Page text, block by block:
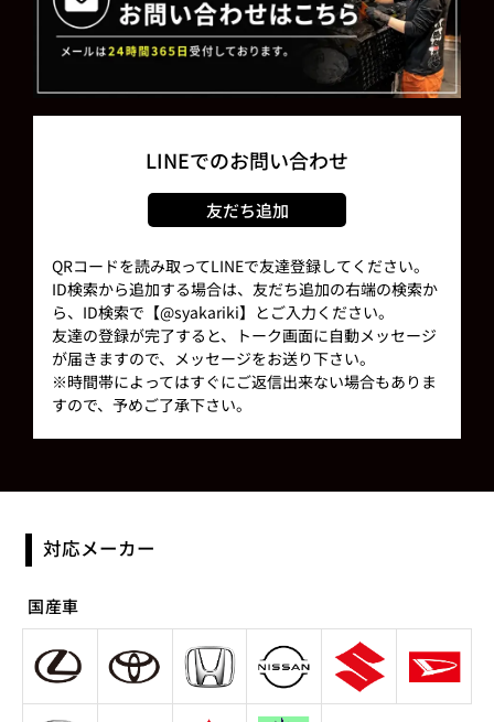
LINEでのお問い合わせ
友だち追加
QRコードを読み取ってLINEで友達登録してください。
ID検索から追加する場合は、友だち追加の右端の検索か
ら、ID検索で【@syakariki】とご入力ください。
友達の登録が完了すると、トーク画面に自動メッセージ
が届きますので、メッセージをお送り下さい。
※時間帯によってはすぐにご返信出来ない場合もありま
すので、予めご了承下さい。
対応メーカー
国産車